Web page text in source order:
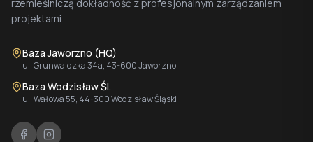
rzemieślniczą dokładność z profesjonalnym zarządzaniem
projektami.
Baza Jaworzno (HQ)
ul. Grunwaldzka 34a, 43-600 Jaworzno
Baza Wodzisław Śl.
ul. Wałowa 55, 44-300 Wodzisław Śląski